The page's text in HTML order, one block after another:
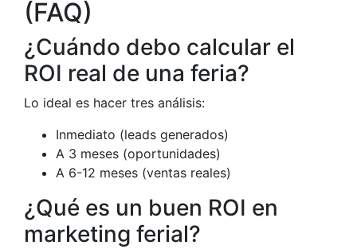
(FAQ)
¿Cuándo debo calcular el
ROI real de una feria?
Lo ideal es hacer tres análisis:
Inmediato (leads generados)
A 3 meses (oportunidades)
A 6-12 meses (ventas reales)
¿Qué es un buen ROI en
marketing ferial?